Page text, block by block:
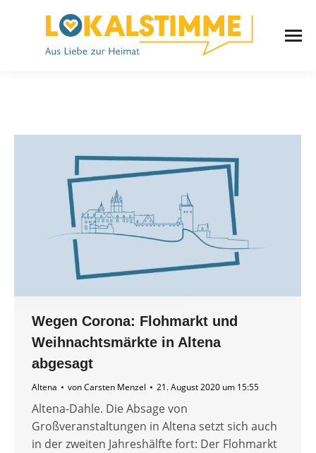
Wegen Corona: Flohmarkt und
Weihnachtsmärkte in Altena
abgesagt
Altena vonCarsten Menzel 21. August 2020 um 15:55
Altena-Dahle. Die Absage von
Großveranstaltungen in Altena setzt sich auch
in der zweiten Jahreshälfte fort: Der Flohmarkt